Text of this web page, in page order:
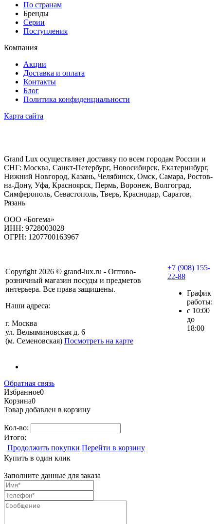
По странам
Бренды
Серии
Поступления
Компания
Акции
Доставка и оплата
Контакты
Блог
Политика конфиденциальности
Карта сайта
Grand Lux осуществляет доставку по всем городам России и
СНГ: Москва, Санкт-Петербург, Новосибирск, Екатеринбург,
Нижний Новгород, Казань, Челябинск, Омск, Самара, Ростов-
на-Дону, Уфа, Красноярск, Пермь, Воронеж, Волгоград,
Симферополь, Севастополь, Тверь, Краснодар, Саратов,
Рязань
ООО «Богема»
ИНН: 9728003028
ОГРН: 1207700163967
Copyright 2026 © grand-lux.ru - Оптово-
розничный магазин посуды и предметов
интерьера. Все права защищены.
Наши адреса:
г. Москва
ул. Вельяминовская д. 6
(м. Семеновская) Посмотреть на карте
+7 (908) 155-
22-88
График
работы:
с 10:00
до
18:00
Обратная связь
Избранное0
Корзина0
Товар добавлен в корзину
Кол-во:
Итого:
Продолжить покупки Перейти в корзину
Купить в один клик
Заполните данные для заказа